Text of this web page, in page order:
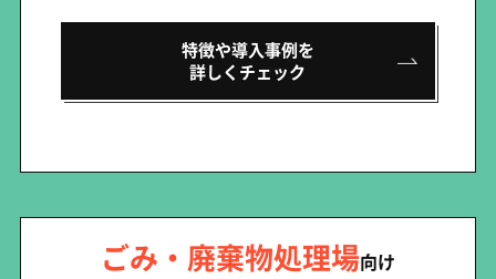
特徴や導入事例を
詳しくチェック
ごみ・廃棄物処理場向け